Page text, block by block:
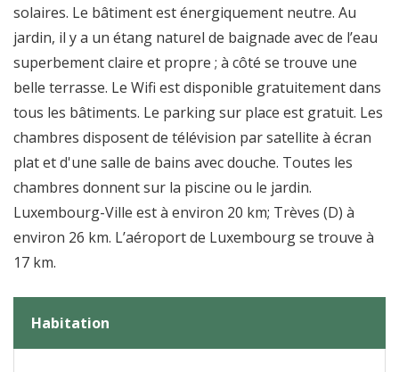
solaires. Le bâtiment est énergiquement neutre. Au
jardin, il y a un étang naturel de baignade avec de l’eau
superbement claire et propre ; à côté se trouve une
belle terrasse. Le Wifi est disponible gratuitement dans
tous les bâtiments. Le parking sur place est gratuit. Les
chambres disposent de télévision par satellite à écran
plat et d'une salle de bains avec douche. Toutes les
chambres donnent sur la piscine ou le jardin.
Luxembourg-Ville est à environ 20 km; Trèves (D) à
environ 26 km. L’aéroport de Luxembourg se trouve à
17 km.
Habitation